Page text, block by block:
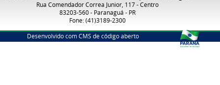
Rua Comendador Correa Junior, 117 - Centro
83203-560 - Paranaguá - PR
Fone: (41)3189-2300
Desenvolvido com CMS de código aberto